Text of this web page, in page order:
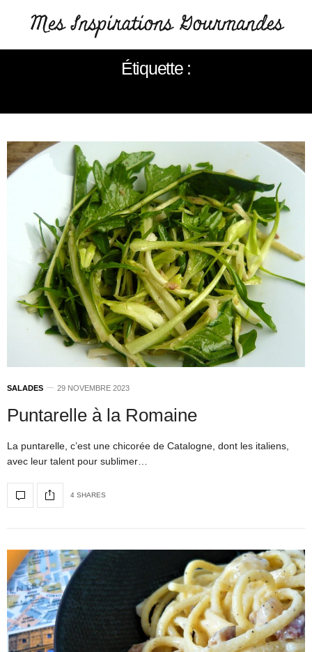
Étiquette :
SALADES 29 NOVEMBRE 2023
Puntarelle à la Romaine
La puntarelle, c’est une chicorée de Catalogne, dont les italiens,
avec leur talent pour sublimer…
4 SHARES